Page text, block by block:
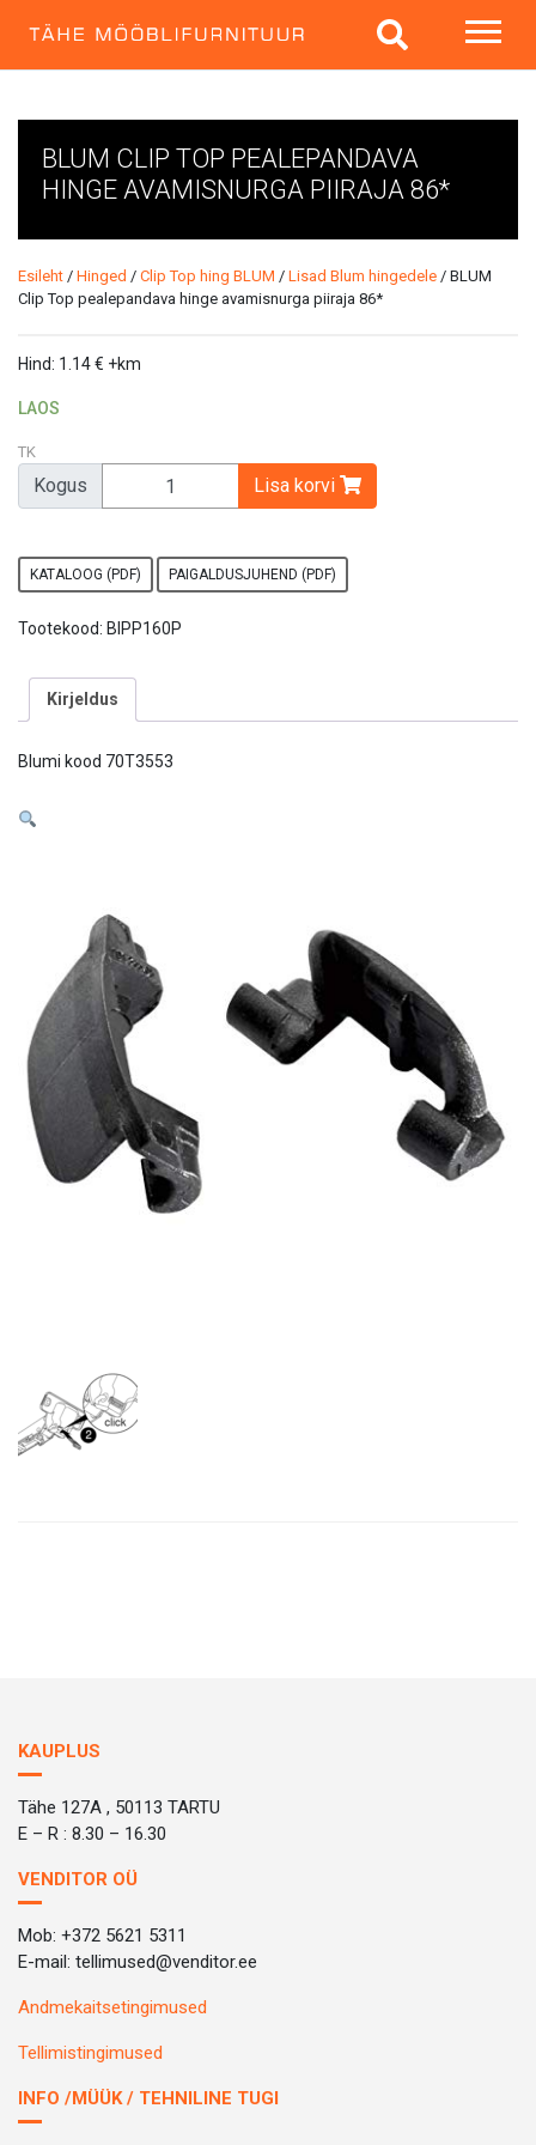
BLUM CLIP TOP PEALEPANDAVA
HINGE AVAMISNURGA PIIRAJA 86*
Esileht / Hinged / Clip Top hing BLUM / Lisad Blum hingedele / BLUM
Clip Top pealepandava hinge avamisnurga piiraja 86*
Hind: 1.14€ +km
LAOS
TK
Kogus Lisa korvi
KATALOOG (PDF) PAIGALDUSJUHEND (PDF)
Tootekood: BIPP160P
Kirjeldus
Blumi kood 70T3553
KAUPLUS
Tähe 127A , 50113 TARTU
E – R : 8.30 – 16.30
VENDITOR OÜ
Mob: +372 5621 5311
E-mail: tellimused@venditor.ee
Andmekaitsetingimused
Tellimistingimused
INFO /MÜÜK / TEHNILINE TUGI